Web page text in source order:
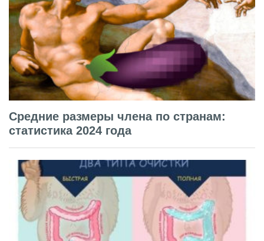
Средние размеры члена по странам:
статистика 2024 года